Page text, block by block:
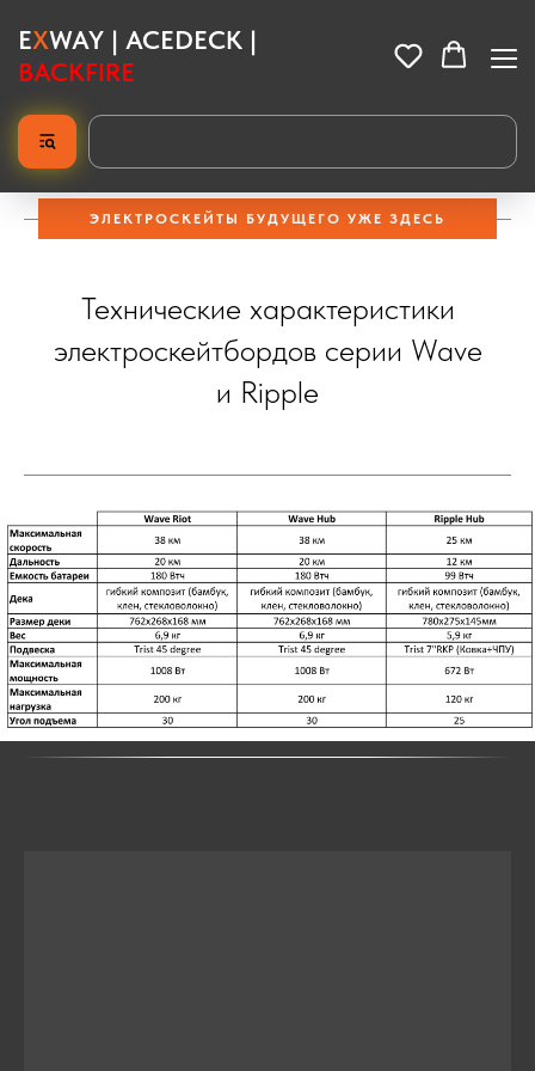
EXWAY | ACEDECK |
BACKFIRE
Характеристики Exway Wave и Ripple: технические параметры
Параметры круизеров Wave и Ripple. Изучите данные о
быстросъемной смарт-батарее и весе от 5.9 кг перед тем, как
ЭЛЕКТРОСКЕЙТЫ БУДУЩЕГО УЖЕ ЗДЕСЬ
Технические характеристики
электроскейтбордов серии Wave
и Ripple